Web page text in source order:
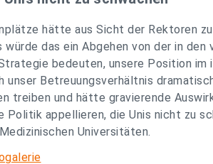
hätte aus Sicht der Rektoren
das ein Abgehen von der in den
bedeuten, unsere Position im
unser Betreuungsverhältnis
treiben und hätte gravierende
Politik appellieren, die Unis nicht zu
Universitäten.